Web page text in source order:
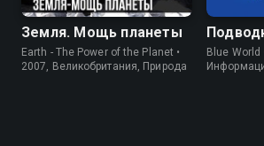
Земля. Мощь планеты
Earth - The Power of the Planet •
2007, Великобритания, Природа
Blue World